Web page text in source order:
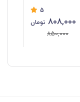
5
808,000 تومان
850,000